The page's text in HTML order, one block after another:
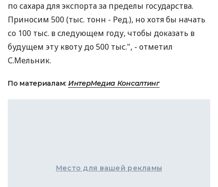
по сахара для экспорта за пределы государства.
Приносим 500 (тыс. тонн - Ред.), но хотя бы начать
со 100 тыс. в следующем году, чтобы доказать в
будущем эту квоту до 500 тыс.", - отметил
С.Мельник.
По материалам: ИнтерМедиа Консалтинг
Место для вашей рекламы